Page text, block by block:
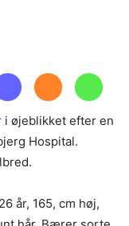
i øjeblikket efter en
Hospital.
år, 165, cm høj,